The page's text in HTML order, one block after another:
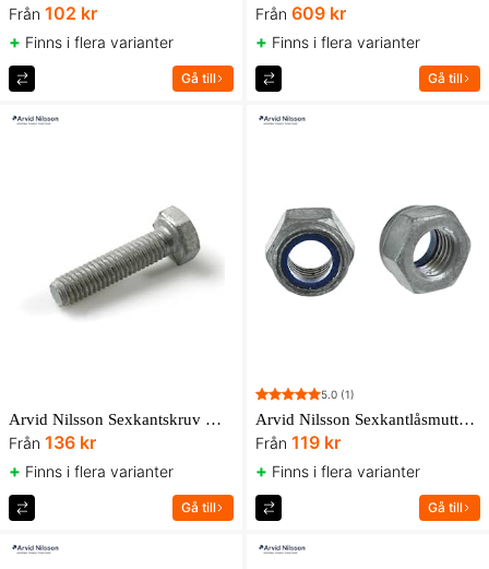
Från 102 kr
+ Finns i flera varianter
Gå till
Från 609 kr
+ Finns i flera varianter
Gå till
Arvid Nilsson Sexkantskruv M6S-H Helgängad 8.8 ISO 4017 FZV UBox
Från 136 kr
+ Finns i flera varianter
Gå till
5.0 (1)
Arvid Nilsson Sexkantlåsmutter M6LM låg 8 med nylonring FZV UBox
Från 119 kr
+ Finns i flera varianter
Gå till